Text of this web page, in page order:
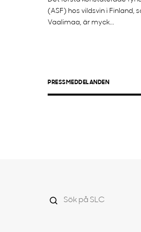
(ASF) hos vildsvin i Finland,
Vaalimaa, är myck...
PRESSMEDDELANDEN